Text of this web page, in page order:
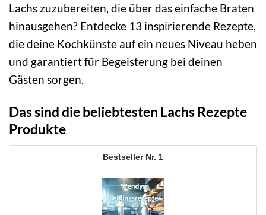
Lachs zuzubereiten, die über das einfache Braten
hinausgehen? Entdecke 13 inspirierende Rezepte,
die deine Kochkünste auf ein neues Niveau heben
und garantiert für Begeisterung bei deinen
Gästen sorgen.
Das sind die beliebtesten Lachs Rezepte
Produkte
1